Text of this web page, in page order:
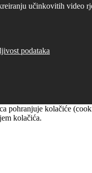
učinkovitih video
podataka
pohranjuje kolačiće
kolačića.